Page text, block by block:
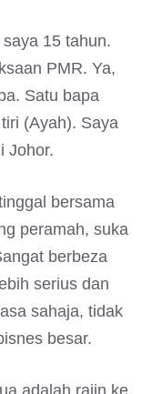
15 tahun.
PMR. Ya,
Satu bapa
(Ayah). Saya
Johor.
bersama
peramah, suka
berbeza
serius dan
sahaja, tidak
besar.
adalah rajin ke